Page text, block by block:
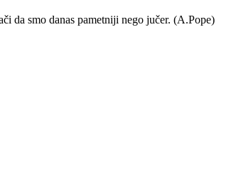
da smo danas pametniji nego jučer. (A.Pope)